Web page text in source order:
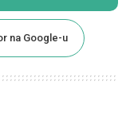
na Google-u